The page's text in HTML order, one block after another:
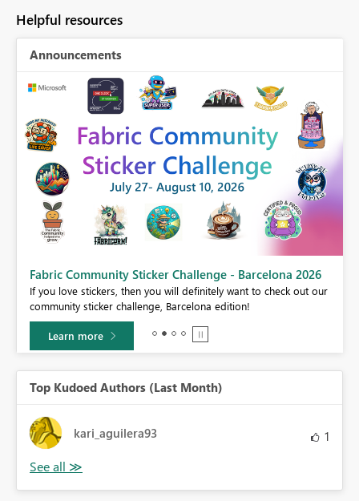
Helpful resources
Announcements
Fabric Community Sticker Challenge - Barcelona 2026
If you love stickers, then you will definitely want to check out our
community sticker challenge, Barcelona edition!
Learn more
Top Kudoed Authors (Last Month)
kari_aguilera93 1